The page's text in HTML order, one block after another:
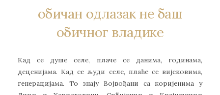
обичан одлазак не баш
обичног владике
Кад се душе селе, плаче се данима, годинама,
деценијама. Кад се људи селе, плаће се вијековима,
генерацијама. То знају Војвођани са коријенима у